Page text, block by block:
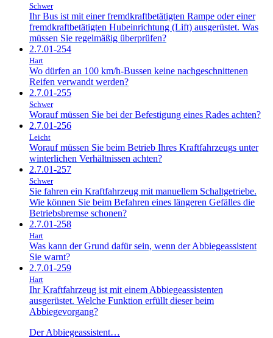
Schwer
Ihr Bus ist mit einer fremdkraftbetätigten Rampe oder einer
fremdkraftbetätigten Hubeinrichtung (Lift) ausgerüstet. Was
müssen Sie regelmäßig überprüfen?
2.7.01-254
Hart
Wo dürfen an 100 km/h-Bussen keine nachgeschnittenen
Reifen verwandt werden?
2.7.01-255
Schwer
Worauf müssen Sie bei der Befestigung eines Rades achten?
2.7.01-256
Leicht
Worauf müssen Sie beim Betrieb Ihres Kraftfahrzeugs unter
winterlichen Verhältnissen achten?
2.7.01-257
Schwer
Sie fahren ein Kraftfahrzeug mit manuellem Schaltgetriebe.
Wie können Sie beim Befahren eines längeren Gefälles die
Betriebsbremse schonen?
2.7.01-258
Hart
Was kann der Grund dafür sein, wenn der Abbiegeassistent
Sie warnt?
2.7.01-259
Hart
Ihr Kraftfahrzeug ist mit einem Abbiegeassistenten
ausgerüstet. Welche Funktion erfüllt dieser beim
Abbiegevorgang?
Der Abbiegeassistent…